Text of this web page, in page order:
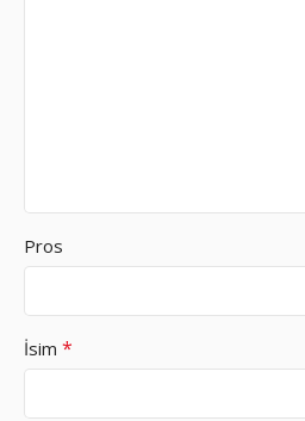
Pros
İsim *